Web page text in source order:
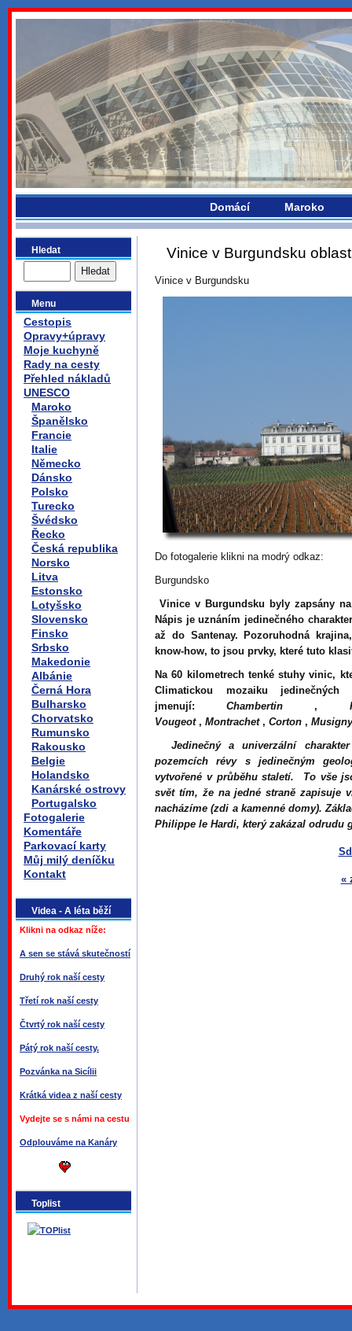
bydlikemevropou.com
Domácí Maroko
Hledat
Menu
Cestopis
Opravy+úpravy
Moje kuchyně
Rady na cesty
Přehled nákladů
UNESCO
Maroko
Španělsko
Francie
Italie
Německo
Dánsko
Polsko
Turecko
Švédsko
Řecko
Česká republika
Norsko
Litva
Estonsko
Lotyšsko
Slovensko
Finsko
Srbsko
Makedonie
Albánie
Černá Hora
Bulharsko
Chorvatsko
Rumunsko
Rakousko
Belgie
Holandsko
Kanárské ostrovy
Portugalsko
Fotogalerie
Komentáře
Parkovací karty
Můj milý deníčku
Kontakt
Videa - A léta běží
Klikni na odkaz níže:
A sen se stává skutečností
Druhý rok naší cesty
Třetí rok naší cesty
Čtvrtý rok naší cesty
Pátý rok naší cesty.
Pozvánka na Sicílii
Krátká videa z naší cesty
Vydejte se s námi na cestu
Odplouváme na Kanáry
Toplist
Vinice v Burgundsku
Vinice v Burgundsku
Do fotogalerie klikni na modrý odkaz:
Burgundsko
Vinice v Burgundsku byly zapsány
Nápis je uznáním jedinečného
až do Santenay. Pozoruhodná
know-how, to jsou prvky, které tuto
Na 60 kilometrech tenké stuhy vinic,
Climatickou mozaiku
jmenují:Chambertin ,
Vougeot, Montrachet, Corton , Musigny
Jedinečný a univerzální
pozemcích révy s jedinečným
vytvořené v průběhu staletí. To vše
svět tím, že na jedné straně zapisuje
nacházíme (zdi a kamenné domy).
Philippe le Hardi, který zakázal odrudu
«